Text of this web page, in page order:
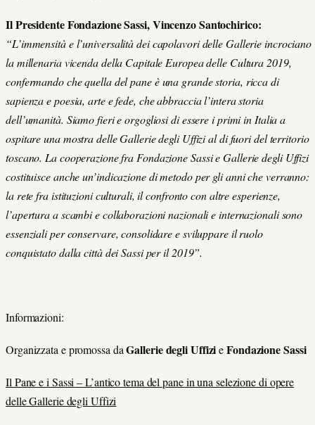
Il Presidente Fondazione Sassi, Vincenzo Santochirico:
“L’immensità e l’universalità dei capolavori delle Gallerie incrociano
la millenaria vicenda della Capitale Europea delle Cultura 2019,
confermando che quella del pane è una grande storia, ricca di
sapienza e poesia, arte e fede, che abbraccia l’intera storia
dell’umanità. Siamo fieri e orgogliosi di essere i primi in Italia a
ospitare una mostra delle Gallerie degli Uffizi al di fuori del territorio
toscano. La cooperazione fra Fondazione Sassi e Gallerie degli Uffizi
costituisce anche un’indicazione di metodo per gli anni che verranno:
la rete fra istituzioni culturali, il confronto con altre esperienze,
l’apertura a scambi e collaborazioni nazionali e internazionali sono
essenziali per conservare, consolidare e sviluppare il ruolo
conquistato dalla città dei Sassi per il 2019”.
Informazioni:
Organizzata e promossa daGallerie degli UffizieFondazione Sassi
Il Pane e i Sassi – L’antico tema del pane in una selezione di opere
delle Gallerie degli Uffizi